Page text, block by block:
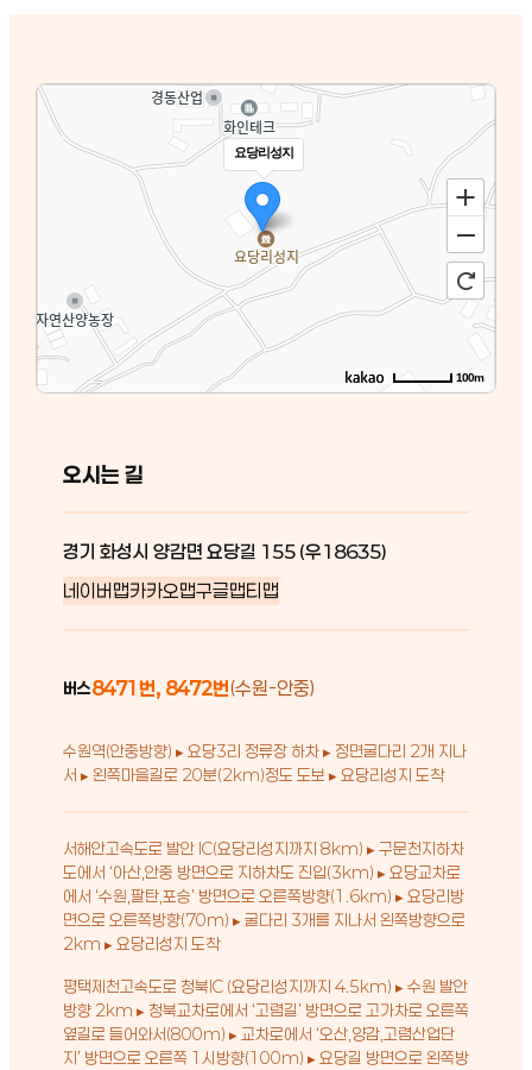
요당리성지
100m
오시는 길
경기 화성시 양감면 요당길 155 (우18635)
네이버맵카카오맵구글맵티맵
버스8471번, 8472번(수원-안중)
수원역(안중방향) ▸ 요당3리 정류장 하차 ▸ 정면굴다리 2개 지나
서 ▸ 왼쪽마을길로 20분(2km)정도 도보 ▸ 요당리성지 도착
서해안고속도로 발안 IC(요당리성지까지 8km) ▸ 구문천지하차
도에서 ‘아산,안중 방면으로 지하차도 진입(3km) ▸ 요당교차로
에서 ‘수원,팔탄,포승’ 방면으로 오른쪽방향(1.6km) ▸ 요당리방
면으로 오른쪽방향(70m) ▸ 굴다리 3개를 지나서 왼쪽방향으로
2km ▸ 요당리성지 도착
평택제천고속도로 청북IC (요당리성지까지 4.5km) ▸ 수원 발안
방향 2km ▸ 청북교차로에서 ‘고렴길’ 방면으로 고가차로 오른쪽
옆길로 들어와서(800m) ▸ 교차로에서 ‘오산,양감,고렴산업단
지’ 방면으로 오른쪽 1시방향(100m) ▸ 요당길 방면으로 왼쪽방